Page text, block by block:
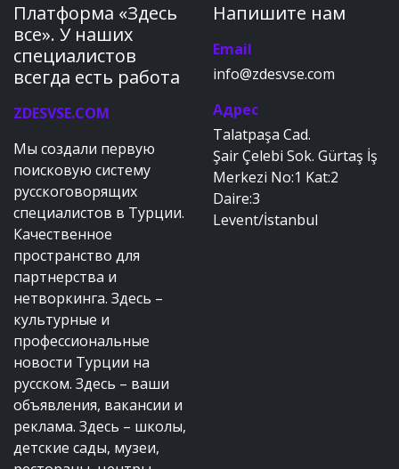
Платформа «Здесь
все». У наших
специалистов
всегда есть работа
ZDESVSE.COM
Мы создали первую
поисковую систему
русскоговорящих
специалистов в Турции.
Качественное
пространство для
партнерства и
нетворкинга. Здесь –
культурные и
профессиональные
новости Турции на
русском. Здесь – ваши
объявления, вакансии и
реклама. Здесь – школы,
детские сады, музеи,
Напишите нам
Email
info@zdesvse.com
Адрес
Talatpaşa Cad.
Şair Çelebi Sok. Gürtaş İş
Merkezi No:1 Kat:2
Daire:3
Levent/İstanbul